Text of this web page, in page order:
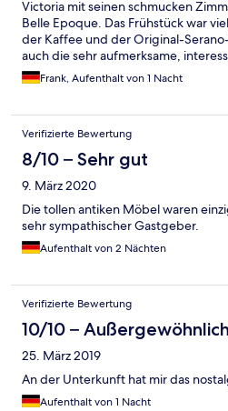
Victoria mit seinen schmucken
Belle Epoque. Das Frühstück war
der Kaffee und der Original-
auch die sehr aufmerksame,
Betreuung durch den Inhaber! Wir
Frank, Aufenthalt von 1 Nacht
Verifizierte Bewertung
8/10 – Sehr gut
9. März 2020
Die tollen antiken Möbel waren
sehr sympathischer Gastgeber.
Aufenthalt von 2 Nächten
Verifizierte Bewertung
10/10 – Außergewöhnlich
25. März 2019
An der Unterkunft hat mir das
Aufenthalt von 1 Nacht